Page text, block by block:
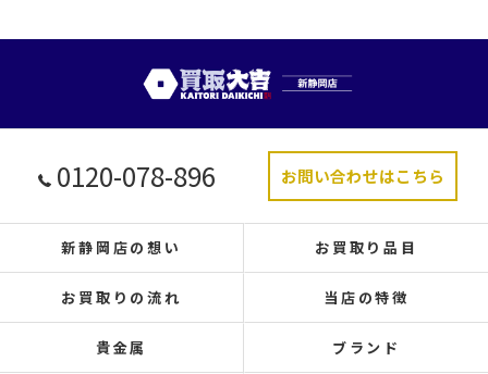
0120-078-896 お問い合わせはこちら
新静岡店の想い お買取り品目
お買取りの流れ 当店の特徴
貴金属 ブランド